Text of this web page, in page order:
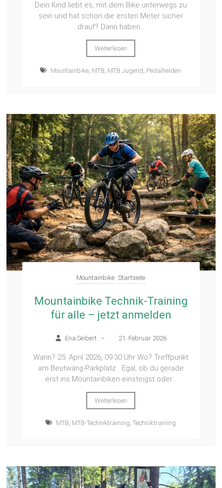
Dein Kind liebt es, mit dem Bike unterwegs zu
sein und hat schon die ersten Meter sicher
drauf? Dann haben...
Weiterlesen
Mountainbike, MTB, MTB Jugend , Pedalhelden
Mountainbike Startseite
Mountainbike Technik-Training
für alle – jetzt anmelden
Ena Seibert – 21. Februar 2026
Wann? 25. April 2026, 09:30 Uhr Wo? Treffpunkt
am Beutwang-Parkplatz Egal, ob du gerade
erst ins Mountainbiken einsteigst oder...
Weiterlesen
MTB MTB-Techniktraining Techniktraining